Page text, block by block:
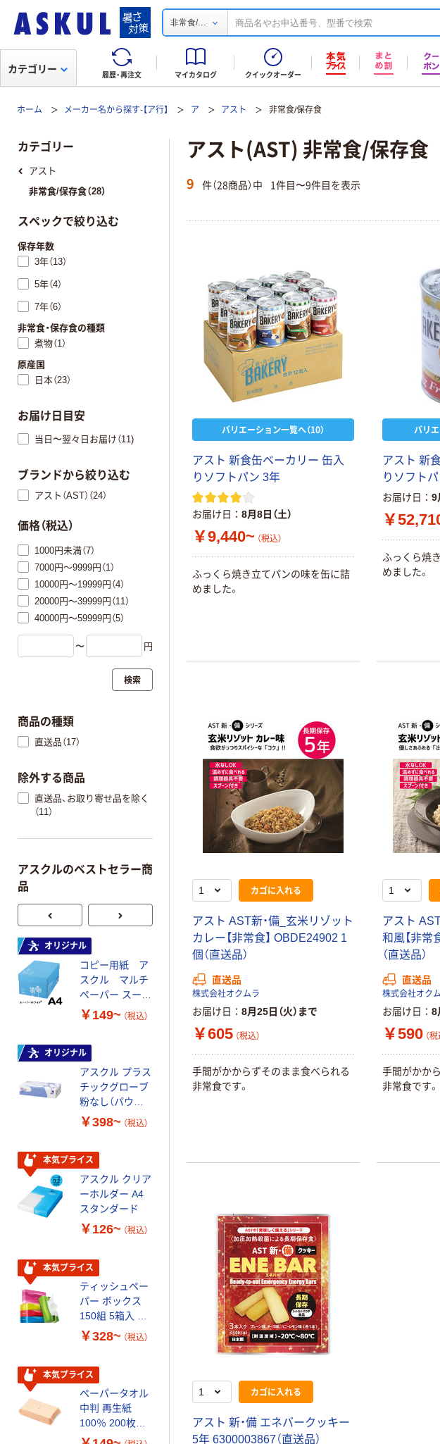
非常食/...
履歴・再注文 マイカタログ クイックオーダー
カテゴリー
ホーム メーカー名から探す-【ア行】 ア アスト 非常食/保存食
アスト(AST) 非常食/保存食
9 件（28商品）中 1件目〜9件目を表示
バリエーション一覧へ（10）
アスト 新食缶ベーカリー 缶入
りソフトパン 3年
お届け日 8月8日（土）
￥9,440~ （税込）
ふっくら焼き立てパンの味を缶に詰
めました。
バリエ
アスト 新
りソフト
お届け日 9
￥
ふっくら焼
めました。
カゴに入れる
アスト AST新・備_玄米リゾット
カレー【非常食】 OBDE24902 1
個（直送品）
直送品
株式会社オクムラ
お届け日 8月25日（火）まで
￥605 （税込）
手間がかからずそのまま食べられる
非常食です。
アスト
和風【非常
（直送品）
直送品
株式会社オク
お届け日 8
￥590 （税
手間がかか
非常食です。
カゴに入れる
アスト 新・備 エネバークッキー
5年 6300003867（直送品）
カテゴリー
アスト
非常食/保存食（28）
スペックで絞り込む
保存年数
3年（13）
5年（4）
7年（6）
非常食・保存食の種類
煮物（1）
原産国
日本（23）
お届け日目安
当日〜翌々日お届け（11)
ブランドから絞り込む
アスト（AST）（24）
価格（税込）
1000円未満（7）
7000円～9999円（1）
10000円～19999円（4）
20000円～39999円（11）
40000円～59999円（5）
〜 円
検索
商品の種類
直送品（17）
除外する商品
直送品、お取り寄せ品を除く
（11）
アスクルのベストセラー商
品
オリジナル
コピー用紙 ア
スクル マルチ
ペーパー スーパ
ーホワイト+
￥149~ （税込）
オリジナル
アスクル プラス
チックグローブ
粉なし（パウダ
ーフリー）
￥398~ （税込）
本気プライス
アスクル クリア
ーホルダー A4
スタンダード
￥126~ （税込）
本気プライス
ティッシュペー
パー ボックス
150組 5箱入 ア
スクル スマート
証
￥328~ （税込）
本気プライス
ペーパータオル
中判 再生紙
100％ 200枚
FSC認証 シング
オリジナル
ルチペーパー
スーパーエコノ
ミー+
￥149~ （税込）
本気プライス
トイレットペー
パー ダブル60
証
本気プライス
￥458~ （税込）
本気プライス
トイレットペー
パー シングル
120ｍ 再生紙
100% 6ロール
リサイクル100
￥470~ （税込）
アスクル プラ
ブ 薄手 粉な
し（パウダーフ
本気プライス
ス1(アスクル
定モデル)
ペン ゼブ
￥52~ （税
本気プライス
嬬恋銘水 ナ
ラルミネラル